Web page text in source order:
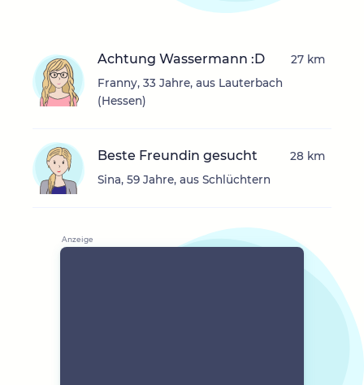
Achtung Wassermann :D
Franny, 33 Jahre, aus Lauterbach
(Hessen)
27 km
Beste Freundin gesucht
Sina, 59 Jahre, aus Schlüchtern
28 km